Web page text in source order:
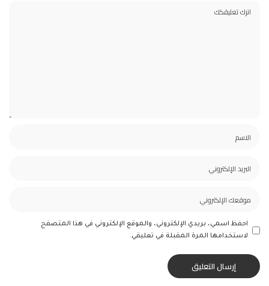
احفظ اسمي، بريدي الإلكتروني، والموقع الإلكتروني في هذا المتصفح
لاستخدامها المرة المقبلة في تعليقي.